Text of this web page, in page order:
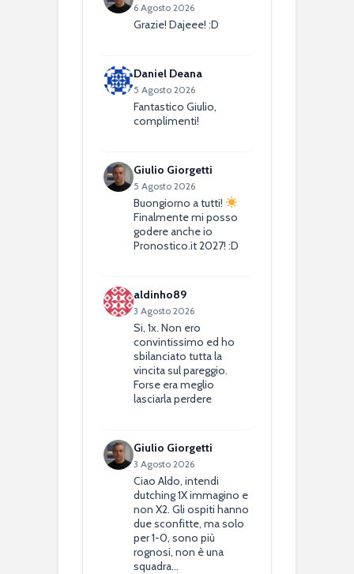
6 Agosto 2026
Grazie! Dajeee! :D
Daniel Deana
5 Agosto 2026
Fantastico Giulio,
complimenti!
Giulio Giorgetti
5 Agosto 2026
Buongiorno a tutti!
Finalmente mi posso
godere anche io
Pronostico.it 2027! :D
aldinho89
3 Agosto 2026
Si, 1x. Non ero
convintissimo ed ho
sbilanciato tutta la
vincita sul pareggio.
Forse era meglio
lasciarla perdere
Giulio Giorgetti
3 Agosto 2026
Ciao Aldo, intendi
dutching 1X immagino e
non X2. Gli ospiti hanno
due sconfitte, ma solo
per 1-0, sono più
rognosi, non è una
squadra…